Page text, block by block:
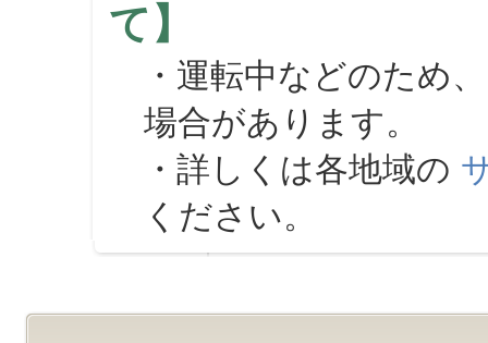
て】
・運転中などのため
場合があります。
・詳しくは各地域の
ください。